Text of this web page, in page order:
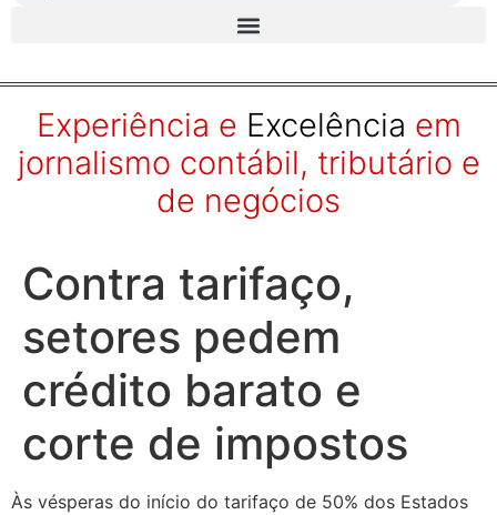
Experiência e Excelência em
jornalismo contábil, tributário e
de negócios
Contra tarifaço,
setores pedem
crédito barato e
corte de impostos
Às vésperas do início do tarifaço de 50% dos Estados